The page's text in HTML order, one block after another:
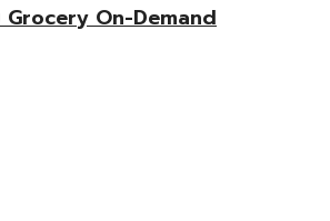
Grocery On-Demand